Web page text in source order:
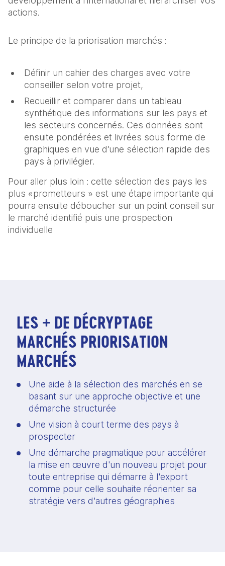
actions.
Le principe de la priorisation marchés :
Définir un cahier des charges avec votre
conseiller selon votre projet,
Recueillir et comparer dans un tableau
synthétique des informations sur les pays et
les secteurs concernés. Ces données sont
ensuite pondérées et livrées sous forme de
graphiques en vue d’une sélection rapide des
pays à privilégier.
Pour aller plus loin : cette sélection des pays les
plus «prometteurs » est une étape importante qui
pourra ensuite déboucher sur un point conseil sur
le marché identifié puis une prospection
individuelle
LES + DE DÉCRYPTAGE
MARCHÉS PRIORISATION
MARCHÉS
Une aide à la sélection des marchés en se
basant sur une approche objective et une
démarche structurée
Une vision à court terme des pays à
prospecter
Une démarche pragmatique pour accélérer
la mise en œuvre d'un nouveau projet pour
toute entreprise qui démarre à l'export
comme pour celle souhaite réorienter sa
stratégie vers d'autres géographies